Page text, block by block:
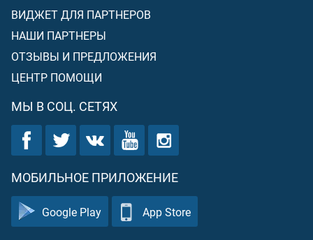
ВИДЖЕТ ДЛЯ ПАРТНЕРОВ
НАШИ ПАРТНЕРЫ
ОТЗЫВЫ И ПРЕДЛОЖЕНИЯ
ЦЕНТР ПОМОЩИ
МЫ В СОЦ. СЕТЯХ
МОБИЛЬНОЕ ПРИЛОЖЕНИЕ
Google Play App Store